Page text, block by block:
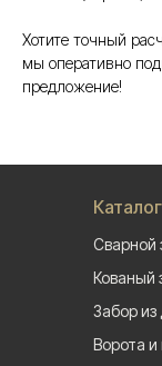
Хотите точный
мы оперативно
предложение!
Каталог
Сварной
Кованый
Забор из
Ворота и